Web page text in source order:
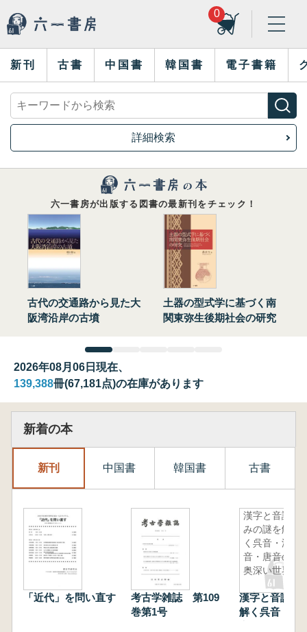
0
新刊 古書 中国書 韓国書 電子書籍
詳細検索
六一書房が出版する図書の最新刊をチェック！
古代の交通路から見た大
阪湾沿岸の古墳
土器の型式学に基づく南
関東弥生後期社会の研究
2026年08月06日現在、
139,388冊(67,181点)の在庫があります
新着の本
新刊 中国書 韓国書 古書
「近代」を問い直す
考古学雑誌 第109
巻第1号
漢字と音読
みの謎を解
く呉音・漢
音・唐音の
奥深い世界
漢字と音読み
解く呉音・漢